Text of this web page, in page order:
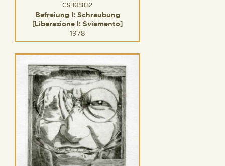
GSB08832
Befreiung I: Schraubung
[Liberazione I: Sviamento]
1978